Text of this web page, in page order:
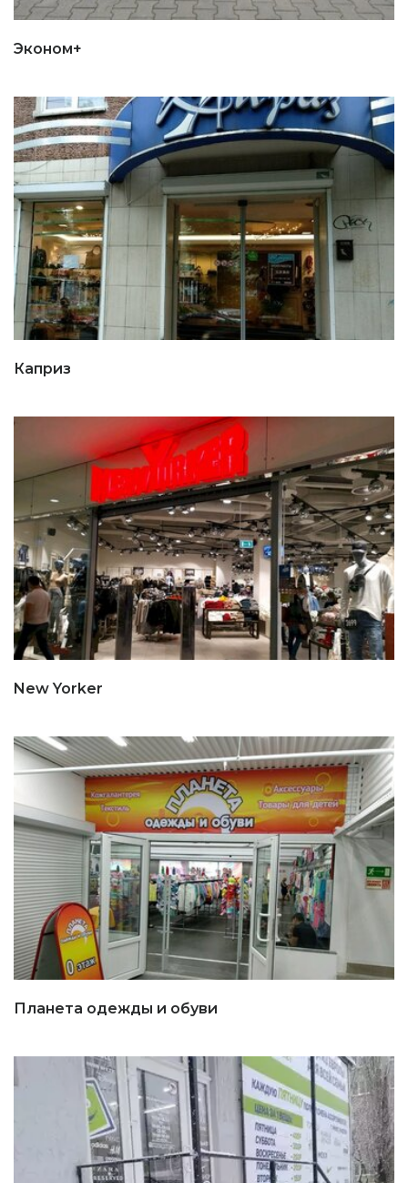
Эконом+
Каприз
New Yorker
Планета одежды и обуви